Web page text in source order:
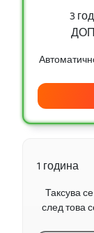
3
1 година
Таксува
след това